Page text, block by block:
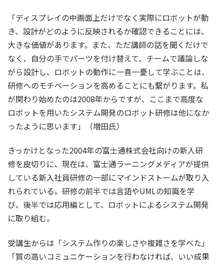
「ディスプレイの中画面上だけでなく実際にロボットが動
き、設計がどのように反映されるか確認できることには、
大きな価値があります。また、ただ講師の話を聞くだけで
なく、自分の手でパーツを付け替えて、チームで議論しな
がら設計し、ロボットの動作に一喜一憂して学ぶことは、
研修へのモチベーションを高めることにも繋がります。私
が関わり始めたのは2008年からですが、ここまで高度な
ロボットを用いたシステム開発のロボット研修は他になか
ったように思います」（増田氏）
きっかけとなった2004年の富士通株式会社向けの新人研
修を皮切りに、現在は、富士通ラーニングメディアが提供
している新入社員研修の一部にマインドストームが取り入
れられている。研修の前半では言語やUMLの知識を学
び、後半では応用編として、ロボットによるシステム開発
に取り組む。
受講生からは「システム作りの楽しさや複雑さを学べた」
「質の高いコミュニケーションを行わなければ、いい成果